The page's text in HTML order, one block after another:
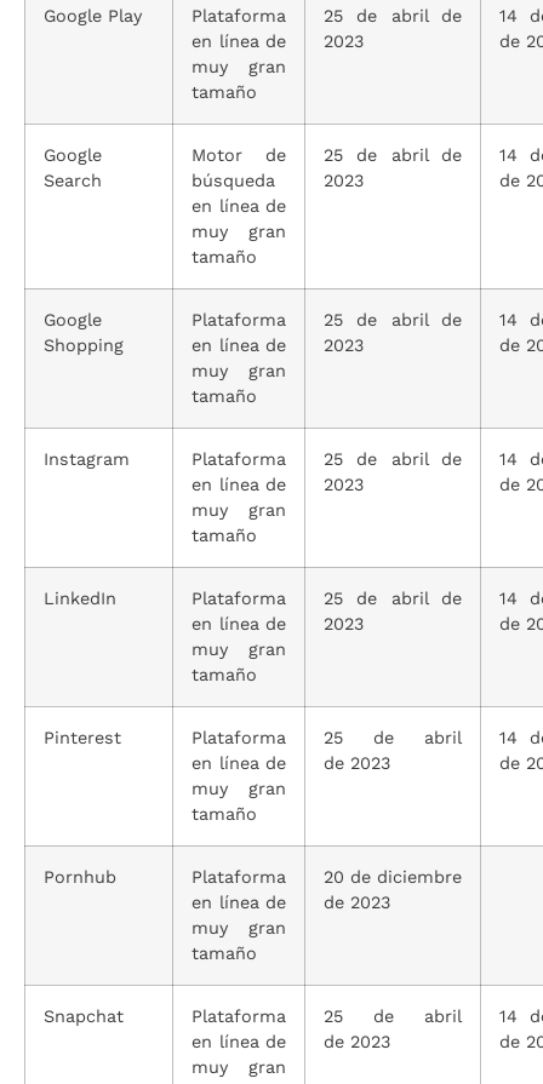
Google Play
Plataforma
en línea de
muy gran
tamaño
25 de abril de
2023
14
de
Google
Search
Motor de
búsqueda
en línea de
muy gran
tamaño
25 de abril de
2023
14
de
Google
Shopping
Plataforma
en línea de
muy gran
tamaño
25 de abril de
2023
14
de
Instagram
Plataforma
en línea de
muy gran
tamaño
25 de abril de
2023
14
de
LinkedIn
Plataforma
en línea de
muy gran
tamaño
25 de abril de
2023
14
de
Pinterest
Plataforma
en línea de
muy gran
tamaño
25 de abril
de 2023
14
de
Pornhub
Plataforma
en línea de
muy gran
tamaño
20 de diciembre
de 2023
Snapchat
Plataforma
en línea de
muy gran
25 de abril
de 2023
14
de